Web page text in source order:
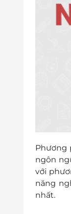
Phương
ngôn
với
năng
nhất.